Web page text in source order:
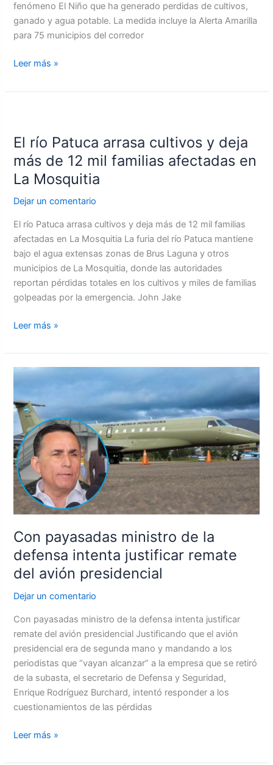
fenómeno El Niño que ha generado perdidas de cultivos,
ganado y agua potable. La medida incluye la Alerta Amarilla
para 75 municipios del corredor
Leer más »
El río Patuca arrasa cultivos y deja
más de 12 mil familias afectadas en
La Mosquitia
Dejar un comentario
El río Patuca arrasa cultivos y deja más de 12 mil familias
afectadas en La Mosquitia La furia del río Patuca mantiene
bajo el agua extensas zonas de Brus Laguna y otros
municipios de La Mosquitia, donde las autoridades
reportan pérdidas totales en los cultivos y miles de familias
golpeadas por la emergencia. John Jake
Patuca
arrasa
cultivos
y
deja
de
12
mil
familias
afectadas
en
Mosquitia
Leer más »
Con payasadas ministro de la
defensa intenta justificar remate
del avión presidencial
Dejar un comentario
Con payasadas ministro de la defensa intenta justificar
remate del avión presidencial Justificando que el avión
presidencial era de segunda mano y mandando a los
periodistas que “vayan alcanzar” a la empresa que se retiró
de la subasta, el secretario de Defensa y Seguridad,
Enrique Rodríguez Burchard, intentó responder a los
cuestionamientos de las pérdidas
Con
payasadas
ministro
de
la
defensa
intenta
justificar
remate
del
presidencial
Leer más »